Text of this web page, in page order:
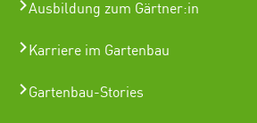
Ausbildung zum Gärtner:in
Karriere im Gartenbau
Gartenbau-Stories